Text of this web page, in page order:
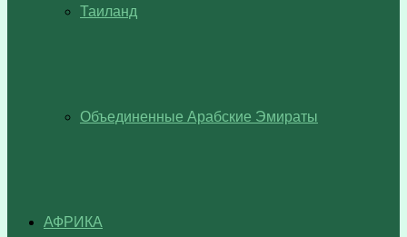
Таиланд
Объединенные Арабские Эмираты
АФРИКА